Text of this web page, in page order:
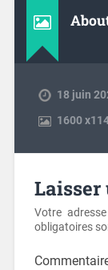
18 juin
1600x
Laisser
Votre
obligatoires